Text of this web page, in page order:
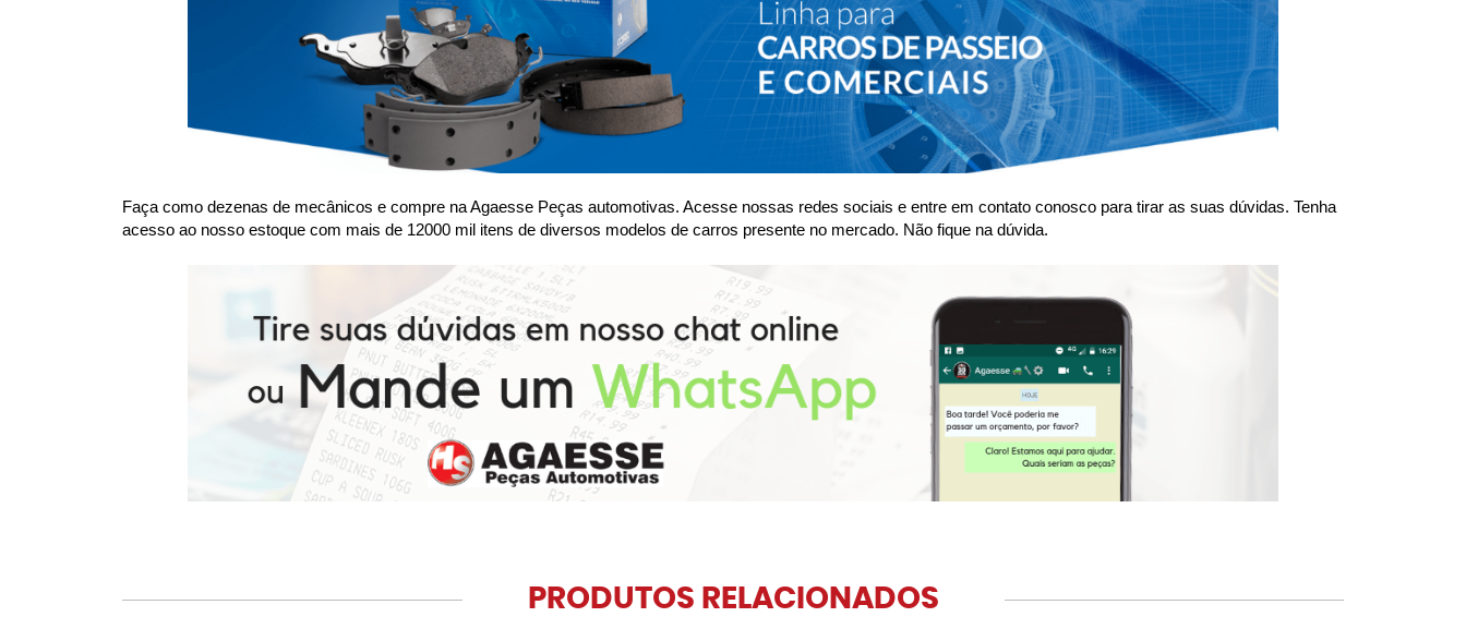
Faça como dezenas de mecânicos e compre na Agaesse Peças automotivas. Acesse nossas redes sociais e entre em contato conosco para tirar as suas dúvidas. Tenha
acesso ao nosso estoque com mais de 12000 mil itens de diversos modelos de carros presente no mercado. Não fique na dúvida.
PRODUTOS RELACIONADOS